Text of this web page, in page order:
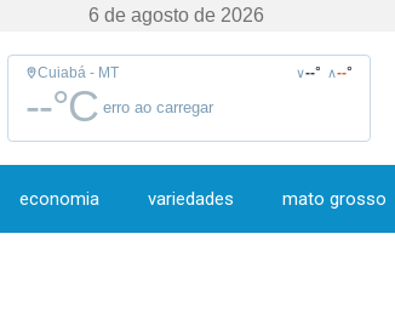
Cuiabá - MT ∨--° ∧--°
--°C erro ao carregar
economia variedades mato grosso
6 de agosto de 2026